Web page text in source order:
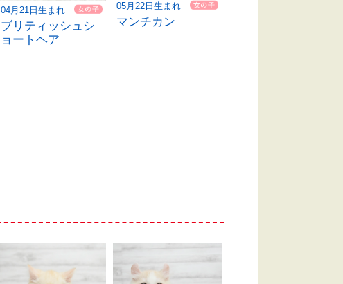
04月21日生まれ
ブリティッシュシ
ョートヘア
05月22日生まれ
マンチカン